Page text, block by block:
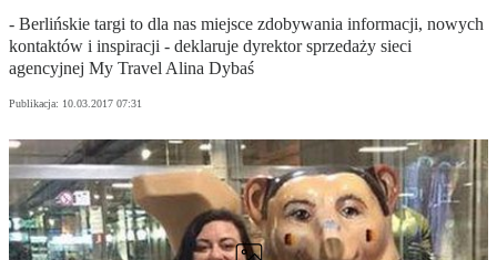
- Berlińskie targi to dla nas miejsce zdobywania informacji, nowych
kontaktów i inspiracji - deklaruje dyrektor sprzedaży sieci
agencyjnej My Travel Alina Dybaś
Publikacja: 10.03.2017 07:31